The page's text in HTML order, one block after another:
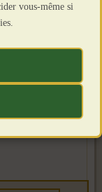
vous-même si